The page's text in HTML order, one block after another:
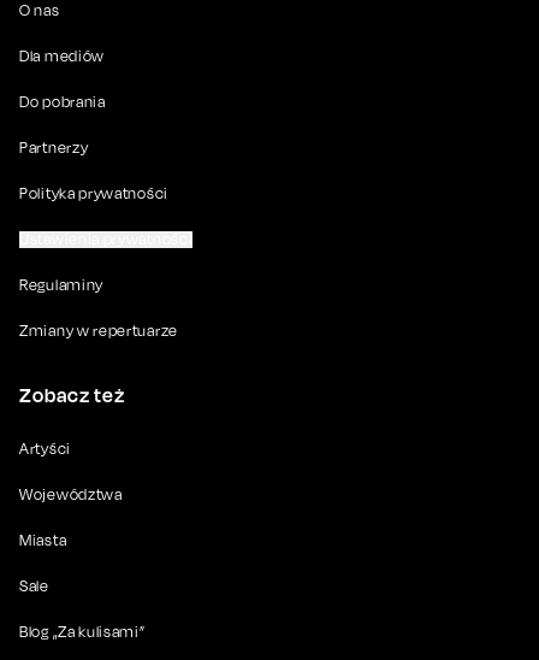
O nas
Dla mediów
Do pobrania
Partnerzy
Polityka prywatności
Regulaminy
Zmiany w repertuarze
Zobacz też
Artyści
Województwa
Miasta
Sale
Blog „Za kulisami”